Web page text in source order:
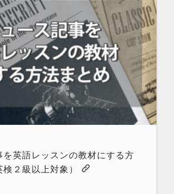
を英語レッスンの教材にする方
２級以上対象）